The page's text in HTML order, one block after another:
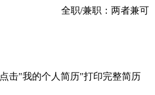
全职/兼职： 两者兼可
点击"我的个人简历"打印完整简历